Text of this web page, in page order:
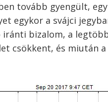
tovább gyengült,
egykor a svájci
iránti bizalom, a
csökkent, és miután